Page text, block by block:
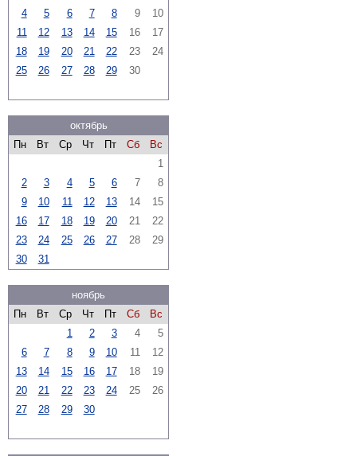
4
5 6 7 8 9
10
11
12 13 14 15 16
17
18
19 20 21 22 23
24
25
26 27 28 29 30
октябрь
Пн
Вт Ср Чт Пт Сб
Вс
1
2
3 4 5 6 7
8
9
10 11 12 13 14
15
16
17 18 19 20 21
22
23
24 25 26 27 28
29
30
31
ноябрь
Пн
Вт Ср Чт Пт Сб
Вс
1
2 3 4
5
6
7 8 9 10 11
12
13
14 15 16 17 18
19
20
21 22 23 24 25
26
27
28 29 30